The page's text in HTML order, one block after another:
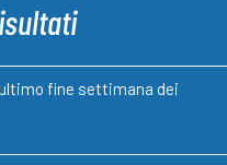
fine settimana dei